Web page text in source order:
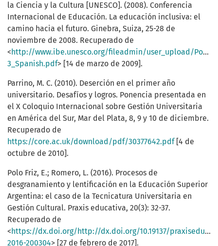
la Ciencia y la Cultura [UNESCO]. (2008). Conferencia
Internacional de Educación. La educación inclusiva: el
camino hacia el futuro. Ginebra, Suiza, 25-28 de
noviembre de 2008. Recuperado de
< http://www.ibe.unesco.org/fileadmin/user_upload/
3_Spanish.pdf> [14 de marzo de 2009].
Parrino, M. C. (2010). Deserción en el primer año
universitario. Desafíos y logros. Ponencia presentada en
el X Coloquio Internacional sobre Gestión Universitaria
en América del Sur, Mar del Plata, 8, 9 y 10 de diciembre.
Recuperado de
https://core.ac.uk/download/pdf/30377642.pdf[4 de
octubre de 2010].
Polo Friz, E.; Romero, L. (2016). Procesos de
desgranamiento y lentificación en la Educación Superior
Argentina: el caso de la Tecnicatura Universitaria en
Gestión Cultural. Praxis educativa, 20(3): 32-37.
Recuperado de
< https://dx.doi.org/http://dx.doi.org/10.19137/
2016-200304> [27 de febrero de 2017].